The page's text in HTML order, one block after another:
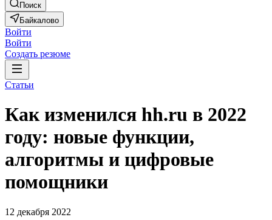
Поиск
Байкалово
Войти
Войти
Создать резюме
Статьи
Как изменился hh.ru в 2022
году: новые функции,
алгоритмы и цифровые
помощники
12 декабря 2022